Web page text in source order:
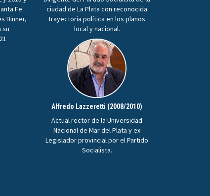
Fe
Binner,
su
ciudad de La Plata con reconocida
trayectoria política en los planos
local y nacional.
Alfredo Lazzeretti (2008/2010)
Actual rector de la Universidad
Nacional de Mar del Plata y ex
Legislador provincial por el Partido
Socialista.